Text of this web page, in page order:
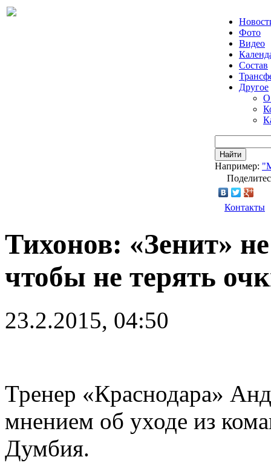
Фото
Видео
Состав
Другое
О
Найти
Например:
Контакты
Тихонов: «Зенит»
чтобы не терять
23.2.2015, 04:50
Тренер «Краснодара»
мнением об уходе из
Думбия.